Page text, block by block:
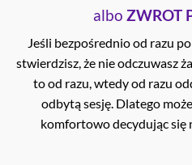
albo ZWROT
Jeśli bezpośrednio od razu
stwierdzisz, że nie odczuwasz
to od razu, wtedy od razu
odbytą sesję. Dlatego
komfortowo decydując się